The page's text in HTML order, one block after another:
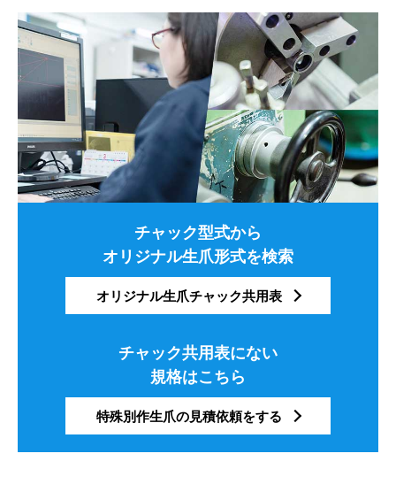
チャック型式から
オリジナル生爪形式を検索
オリジナル生爪チャック共用表
チャック共用表にない
規格はこちら
特殊別作生爪の見積依頼をする